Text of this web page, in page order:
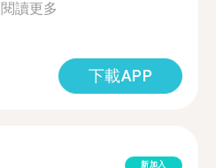
閱讀更多
下載APP
新加入